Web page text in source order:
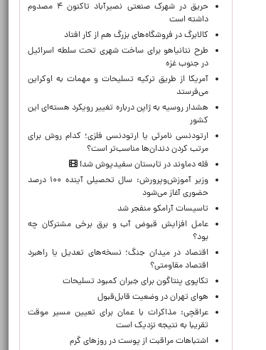
حریق در شهرک صنعتی نصیرآباد تاکنون ۴ مصدوم
داشته است
کالابرگ در فروشگاه‌های بزرگ هم از کار افتاد
طرح نتانیاهو برای ساخت شهری تحت سلطه اسرائیل
در جنوب غزه
آمریکا از طریق ترکیه تسلیحات و مهمات به اوکراین
می‌فرستد
هشدار روسیه به ژاپن درباره تغییر رویکرد هسته‌ای این
کشور
ارتودنسی نامرئی یا ارتودنسی فلزی؛ کدام روش برای
مرتب کردن دندان‌ها مناسب‌تر است؟
قله دماوند در تابستان سفیدپوش شد!
وزیر آموزش‌وپرورش: سال تحصیلی آینده ۱۰۰ درصد
حضوری آغاز می‌شود
تاسیسات آرامکو منفجر شد
عامل افزایش قبوض آب و برق برخی مشترکان چه
بود؟
اقتصاد در میدان جنگ؛ نسخه‌های تعدیل یا راهبرد
اقتصاد مقاومتی؟
تکاپوی پنتاگون برای جبران کمبود تسلیحات
هوای تهران در وضعیت قابل‌قبول
عراقچی: مذاکرات با عمان برای تعیین مسیر موقت
تقریبا به نتیجه نزدیک است
اشتباهات مراقبت از پوست در روزهای گرم